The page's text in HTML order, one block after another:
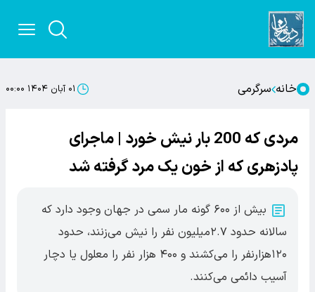
خانه سرگرمی ۰۱ آبان ۱۴۰۴ ۰۰:۰۰
مردی که 200 بار نیش خورد | ماجرای
پادزهری که از خون یک مرد گرفته شد
بیش از ۶۰۰ گونه مار سمی در جهان وجود دارد که
سالانه حدود ۲.۷میلیون نفر را نیش می‌زنند، حدود
۱۲۰هزارنفر را می‌کشند و ۴۰۰ هزار نفر را معلول یا دچار
آسیب دائمی می‌کنند.